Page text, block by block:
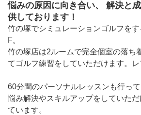
悩みの原因に向き合い、 解決と
供しております！
竹の塚でシミュレーションゴルフを
F。
竹の塚店は2ルームで完全個室の落ち
てゴルフ練習をしていただけます。レ
60分間のパーソナルレッスンも行っ
悩み解決やスキルアップをしていた
ています。